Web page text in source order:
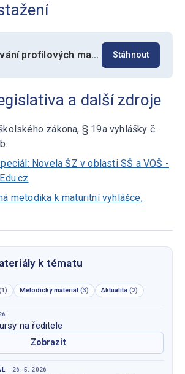
Nahrazování profilových maturitních zkoušek standardizovanými zkouškami – nová úprava Stáhnout
a další zdroje
zákona, § 19a vyhlášky č.
Novela ŠZ v oblasti SŠ a VOŠ -
metodika k maturitní vyhlášce,
k tématu
Metodický materiál (3) Aktualita (2)
na ředitele
Zobrazit
26. 5. 2026